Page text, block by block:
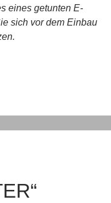
eines getunten E-
sich vor dem Einbau